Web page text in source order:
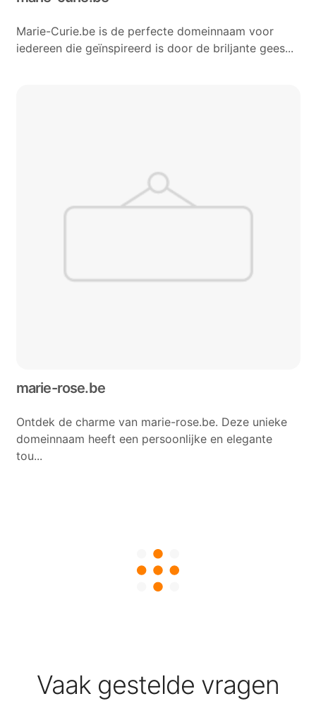
Marie-Curie.be is de perfecte domeinnaam voor
iedereen die geïnspireerd is door de briljante gees...
marie-rose.be
Ontdek de charme van marie-rose.be. Deze unieke
domeinnaam heeft een persoonlijke en elegante
tou...
Vaak gestelde vragen